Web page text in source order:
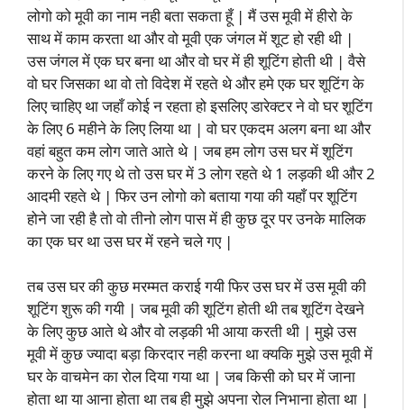
लोगो को मूवी का नाम नही बता सकता हूँ | मैं उस मूवी में हीरो के
साथ में काम करता था और वो मूवी एक जंगल में शूट हो रही थी |
उस जंगल में एक घर बना था और वो घर में ही शूटिंग होती थी | वैसे
वो घर जिसका था वो तो विदेश में रहते थे और हमे एक घर शूटिंग के
लिए चाहिए था जहाँ कोई न रहता हो इसलिए डारेक्टर ने वो घर शूटिंग
के लिए 6 महीने के लिए लिया था | वो घर एकदम अलग बना था और
वहां बहुत कम लोग जाते आते थे | जब हम लोग उस घर में शूटिंग
करने के लिए गए थे तो उस घर में 3 लोग रहते थे 1 लड़की थी और 2
आदमी रहते थे | फिर उन लोगो को बताया गया की यहाँ पर शूटिंग
होने जा रही है तो वो तीनो लोग पास में ही कुछ दूर पर उनके मालिक
का एक घर था उस घर में रहने चले गए |
तब उस घर की कुछ मरम्मत कराई गयी फिर उस घर में उस मूवी की
शूटिंग शुरू की गयी | जब मूवी की शूटिंग होती थी तब शूटिंग देखने
के लिए कुछ आते थे और वो लड़की भी आया करती थी | मुझे उस
मूवी में कुछ ज्यादा बड़ा किरदार नही करना था क्यकि मुझे उस मूवी में
घर के वाचमेन का रोल दिया गया था | जब किसी को घर में जाना
होता था या आना होता था तब ही मुझे अपना रोल निभाना होता था |